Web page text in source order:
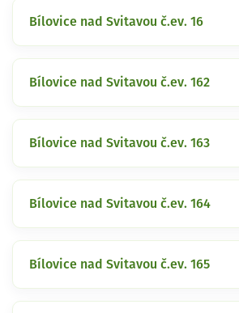
Bílovice nad Svitavou č.ev. 16
Bílovice nad Svitavou č.ev. 162
Bílovice nad Svitavou č.ev. 163
Bílovice nad Svitavou č.ev. 164
Bílovice nad Svitavou č.ev. 165